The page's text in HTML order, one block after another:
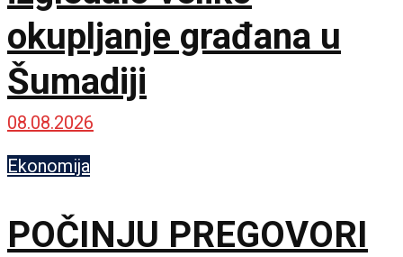
okupljanje građana u
Šumadiji
08.08.2026
Ekonomija
POČINJU PREGOVORI